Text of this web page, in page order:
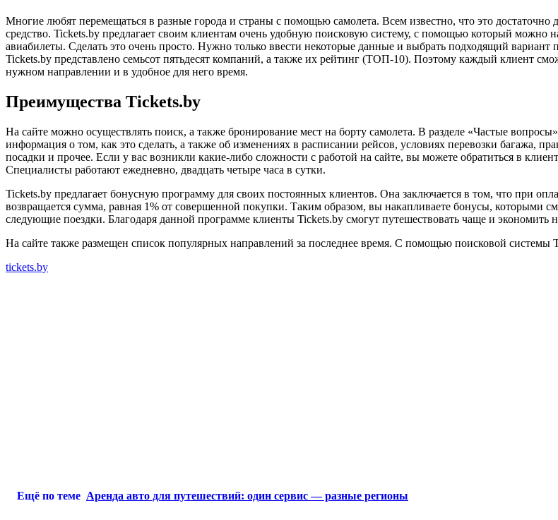
Многие любят перемещаться в разные города и страны с помощью самолета. Всем известно, что это достаточно
средство. Tickets.by предлагает своим клиентам очень удобную поисковую систему, с помощью который можно
авиабилеты. Сделать это очень просто. Нужно только ввести некоторые данные и выбрать подходящий вариант
Tickets.by представлено семьсот пятьдесят компаний, а также их рейтинг (ТОП-10). Поэтому каждый клиент
нужном направлении и в удобное для него время.
Преимущества Tickets.by
На сайте можно осуществлять поиск, а также бронирование мест на борту самолета. В разделе «Частые
информация о том, как это сделать, а также об изменениях в расписании рейсов, условиях перевозки багажа,
посадки и прочее. Если у вас возникли какие-либо сложности с работой на сайте, вы можете обратиться в
Специалисты работают ежедневно, двадцать четыре часа в сутки.
Tickets.by предлагает бонусную программу для своих постоянных клиентов. Она заключается в том, что при
возвращается сумма, равная 1% от совершенной покупки. Таким образом, вы накапливаете бонусы, которыми
следующие поездки. Благодаря данной программе клиенты Tickets.by смогут путешествовать чаще и экономить
На сайте также размещен список популярных направлений за последнее время. С помощью поисковой
tickets.by
Ещё по теме Аренда авто для путешествий: один сервис — разные регионы